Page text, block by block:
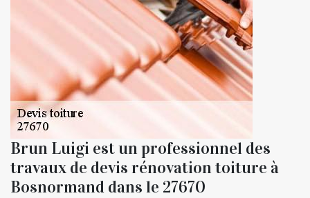
Brun Luigi est un professionnel des
travaux de devis rénovation toiture à
Bosnormand dans le 27670